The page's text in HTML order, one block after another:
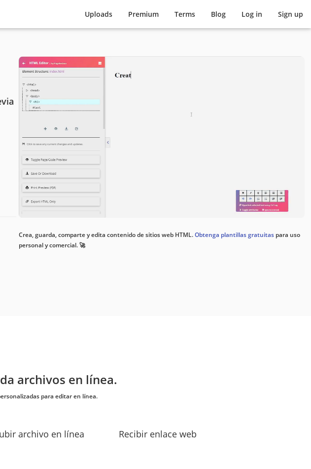
Uploads Premium Terms Blog Log in Sign up
Crea, guarda, comparte y edita contenido de sitios web HTML.Obtenga plantillas gratuitas para uso
personal y comercial. 🚀
archivos en línea.
para editar en línea.
archivo en línea Recibir enlace web